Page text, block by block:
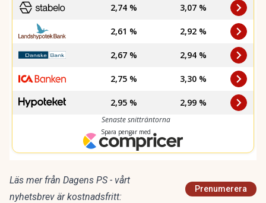
Läs mer från Dagens PS - vårt
nyhetsbrev är kostnadsfritt:
Prenumerera